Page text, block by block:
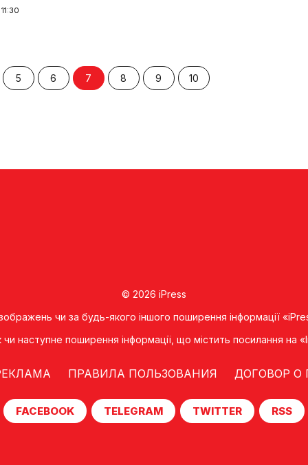
5 6 7 8 9 10
© 2026 iPress
чи за будь-якого іншого поширення інформації
наступне поширення iнформацiї, що мiстить посилання на
ПРАВИЛА ПОЛЬЗОВАНИЯ ДОГОВОР О
FACEBOOK TELEGRAM TWITTER RSS